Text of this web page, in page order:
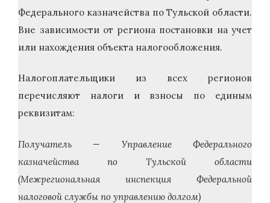
Федерального казначейства по Тульской области.
Вне зависимости от региона постановки на учет
или нахождения объекта налогообложения.
Налогоплательщики из всех регионов
перечисляют налоги и взносы по единым
реквизитам:
Получатель — Управление Федерального
казначейства по Тульской области
(Межрегиональная инспекция Федеральной
налоговой службы по управлению долгом)